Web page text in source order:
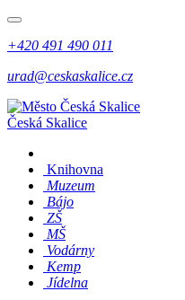
+420 491 490 011
urad@ceskaskalice.cz
Česká Skalice
Knihovna
Muzeum
Bájo
ZŠ
MŠ
Vodárny
Kemp
Jídelna